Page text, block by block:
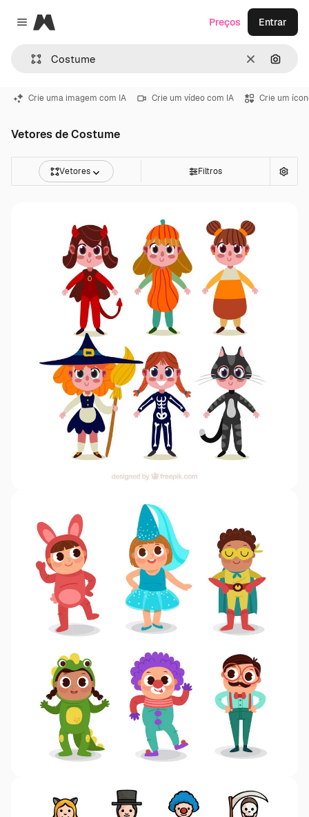
Close menu
Magnific
Limpar
Preços Entrar
Crie uma imagem com IA Crie um vídeo com IA Crie um
Vetores de Costume
Vetores Filtros